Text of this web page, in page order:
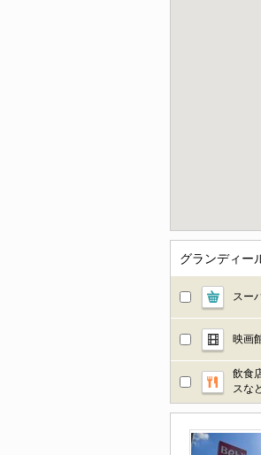
グランディー
スー
映画
飲食
スな